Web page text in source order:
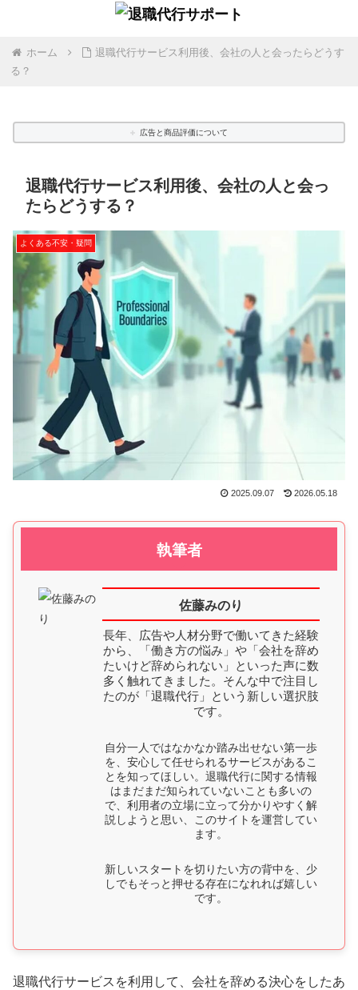
ホーム
退職代行サービス利用後、会社の人と会ったらどうす
る？
広告と商品評価について
退職代行サービス利用後、会社の人と会っ
たらどうする？
よくある不安・疑問
2025.09.07 2026.05.18
執筆者
佐藤みのり
長年、広告や人材分野で働いてきた経験
から、「働き方の悩み」や「会社を辞め
たいけど辞められない」といった声に数
多く触れてきました。そんな中で注目し
たのが「退職代行」という新しい選択肢
です。
自分一人ではなかなか踏み出せない第一歩
を、安心して任せられるサービスがあるこ
とを知ってほしい。退職代行に関する情報
はまだまだ知られていないことも多いの
で、利用者の立場に立って分かりやすく解
説しようと思い、このサイトを運営してい
ます。
新しいスタートを切りたい方の背中を、少
しでもそっと押せる存在になれれば嬉しい
です。
退職代行サービスを利用して、会社を辞める決心をしたあ